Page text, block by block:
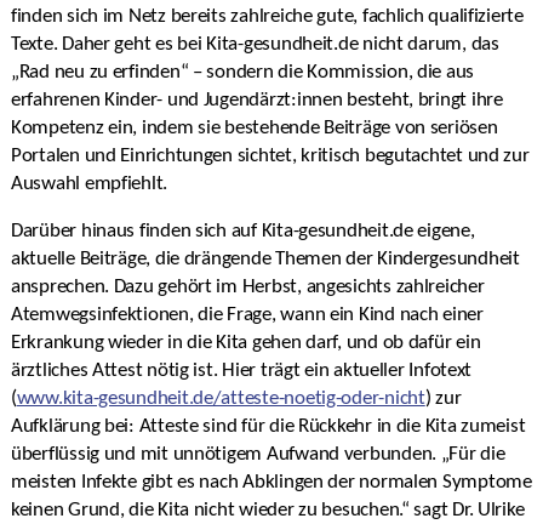
finden sich im Netz bereits zahlreiche gute, fachlich qualifizierte
Texte. Daher geht es bei Kita-gesundheit.de nicht darum, das
„Rad neu zu erfinden“ – sondern die Kommission, die aus
erfahrenen Kinder- und Jugendärzt:innen besteht, bringt ihre
Kompetenz ein, indem sie bestehende Beiträge von seriösen
Portalen und Einrichtungen sichtet, kritisch begutachtet und zur
Auswahl empfiehlt.
Darüber hinaus finden sich auf Kita-gesundheit.de eigene,
aktuelle Beiträge, die drängende Themen der Kindergesundheit
ansprechen. Dazu gehört im Herbst, angesichts zahlreicher
Atemwegsinfektionen, die Frage, wann ein Kind nach einer
Erkrankung wieder in die Kita gehen darf, und ob dafür ein
ärztliches Attest nötig ist. Hier trägt ein aktueller Infotext
(www.kita-gesundheit.de/atteste-noetig-oder-nicht) zur
Aufklärung bei: Atteste sind für die Rückkehr in die Kita zumeist
überflüssig und mit unnötigem Aufwand verbunden. „Für die
meisten Infekte gibt es nach Abklingen der normalen Symptome
keinen Grund, die Kita nicht wieder zu besuchen.“ sagt Dr. Ulrike